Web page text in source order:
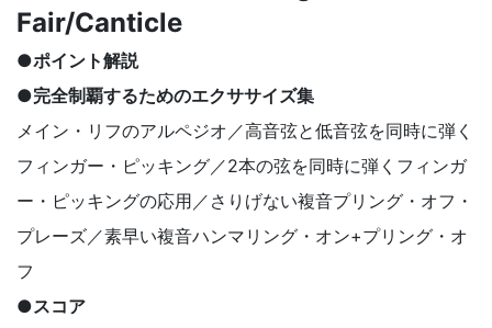
Fair/Canticle
●ポイント解説
●完全制覇するためのエクササイズ集
メイン・リフのアルペジオ／高音弦と低音弦を同時に弾く
フィンガー・ピッキング／2本の弦を同時に弾くフィンガ
ー・ピッキングの応用／さりげない複音プリング・オフ・
プレーズ／素早い複音ハンマリング・オン+プリング・オ
フ
●スコア